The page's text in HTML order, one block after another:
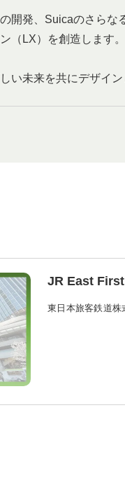
開発、Suicaのさら
（LX）を創造します。
い未来を共にデザイン
JR East
東日本旅客鉄道株